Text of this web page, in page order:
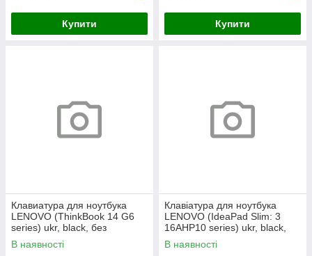
Купити Купити
Клавиатура для ноутбука
LENOVO (ThinkBook 14 G6
series) ukr, black, без
фрейма, подсветка клавиш
(copilot)
В наявності
Клавіатура для ноутбука
LENOVO (IdeaPad Slim: 3
16AHP10 series) ukr, black,
без кадру, підсвічування
клавіш
В наявності